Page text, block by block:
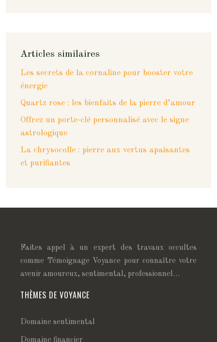
Articles similaires
Les secrets de la cornaline pour booster votre
énergie
Quartz rose : les bienfaits de la pierre d’amour
Offrez un porte-clé personnalisé avec le signe
astrologique
La chrysocolle : pierre aux vertus apaisantes
et purifiantes
Faites appel à un expert des travaux occultes
comme Témoignage Voyance pour connaître votre
avenir amoureux, sentimental, professionnel…
THÈMES DE VOYANCE
Domaine sentimental
Domaine financier